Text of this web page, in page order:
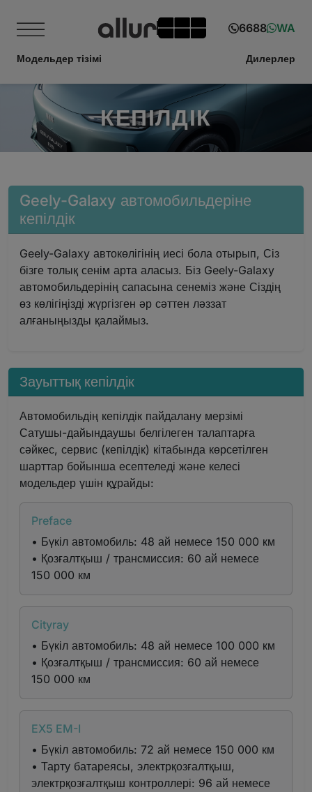
6688 WA
Модельдер тізімі Дилерлер
КЕПІЛДІК
Geely-Galaxy автомобильдеріне
кепілдік
Geely-Galaxy автокөлігінің иесі бола отырып, Сіз
бізге толық сенім арта аласыз. Біз Geely-Galaxy
автомобильдерінің сапасына сенеміз және Сіздің
өз көлігіңізді жүргізген әр сәттен ләззат
алғаныңызды қалаймыз.
Зауыттық кепілдік
Автомобильдің кепілдік пайдалану мерзімі
Сатушы-дайындаушы белгілеген талаптарға
сәйкес, сервис (кепілдік) кітабында көрсетілген
шарттар бойынша есептеледі және келесі
модельдер үшін құрайды:
Preface
• Бүкіл автомобиль: 48 ай немесе 150 000 км
• Қозғалтқыш / трансмиссия: 60 ай немесе
150 000 км
Cityray
• Бүкіл автомобиль: 48 ай немесе 100 000 км
• Қозғалтқыш / трансмиссия: 60 ай немесе
150 000 км
EX5 EM-I
• Бүкіл автомобиль: 72 ай немесе 150 000 км
• Тарту батареясы, электрқозғалтқыш,
электрқозғалтқыш контроллері: 96 ай немесе